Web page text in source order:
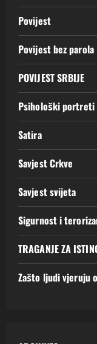
Povijest
Povijest bez parola
POVIJEST SRBIJE
Psihološki portreti
Satira
Savjest Crkve
Savjest svijeta
Sigurnost i
TRAGANJE ZA
Zašto ljudi vjeruju